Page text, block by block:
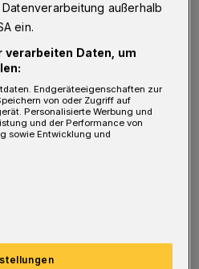
mit einem Remis und
gestartet. Paderborn
der Kölner
unterlag ebenfalls zu
Reserve 0:1, während
(2:3) den Kürzeren zog
Zeit für uns, mal
holen“, meint WSV-
Tyrala.
außerhalb
ein.
verarbeiten Daten, um
Endgeräteeigenschaften zur
von oder Zugriff auf
Personalisierte Werbung und
und der Performance von
sowie Entwicklung und